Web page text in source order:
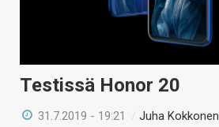
Testissä Honor 20
31.7.2019 - 19:21 /Juha Kokkonen